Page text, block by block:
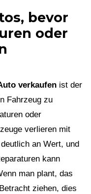
bevor
oder
verkaufen ist der
Fahrzeug zu
oder
verlieren mit
an Wert, und
kann
man plant, das
ziehen, dies